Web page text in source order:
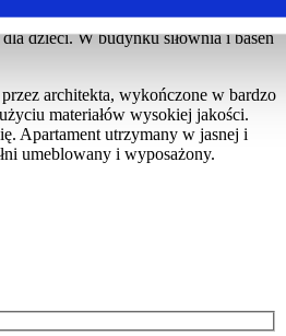
patio wewnętrzne z
dzieci. W budynku siłownia i basen
architekta, wykończone w bardzo
materiałów wysokiej jakości.
Apartament utrzymany w jasnej i
umeblowany i wyposażony.